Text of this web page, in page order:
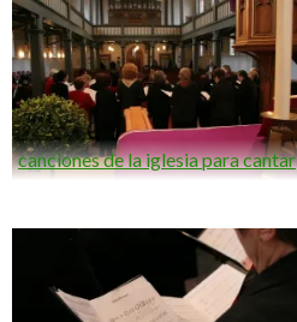
canciones de la iglesia para cantar